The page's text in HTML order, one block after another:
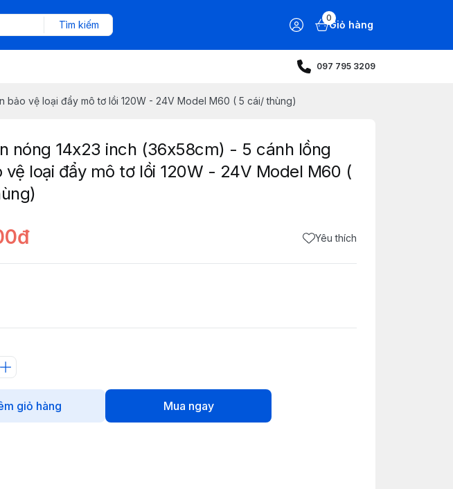
Tìm kiếm
0
Giỏ hàng
097 795 3209
vệ loại đẩy mô tơ lồi 120W - 24V Model M60 ( 5 cái/ thùng)
nóng 14x23 inch (36x58cm) - 5 cánh lồng
vệ loại đẩy mô tơ lồi 120W - 24V Model M60 (
Yêu thích
giỏ hàng Mua ngay